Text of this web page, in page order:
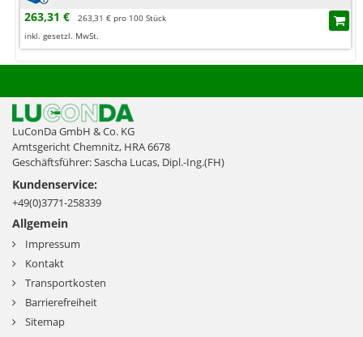
263,31 €
263,31 € pro 100 Stück
inkl. gesetzl. MwSt.
LuConDa GmbH & Co. KG
Amtsgericht Chemnitz, HRA 6678
Geschäftsführer: Sascha Lucas, Dipl.-Ing.(FH)
Kundenservice:
+49(0)3771-258339
Allgemein
Impressum
Kontakt
Transportkosten
Barrierefreiheit
Sitemap